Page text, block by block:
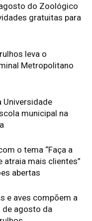
do Zoológico
gratuitas para
leva o
Metropolitano
Universidade
municipal na
o tema “Faça a
atraia mais clientes”
abertas
e aves compõem a
de agosto da